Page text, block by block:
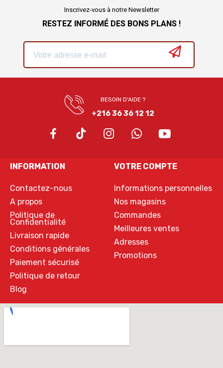
Inscrivez-vous à notre Newsletter
RESTEZ INFORMÉ DES BONS PLANS !
BESOIN D'AIDE ?
+216 36 36 12 12
INFORMATION
Contactez-nous
A propos
Politique de
Confidentialité
Livraison rapide
Conditions générales
Paiement sécurisé
Politique de retour
Blog
VOTRE COMPTE
Informations personnelles
Nos magasins
Commandes
Meilleures ventes
Adresses
Promotions